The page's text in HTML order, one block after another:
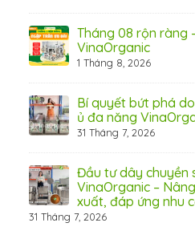
Tháng 08 rộn ràng
VinaOrganic
1 Tháng 8, 2026
Bí quyết bứt phá
ủ đa năng
31 Tháng 7, 2026
Đầu tư dây chuyền
VinaOrganic –
xuất, đáp ứng nhu
31 Tháng 7, 2026